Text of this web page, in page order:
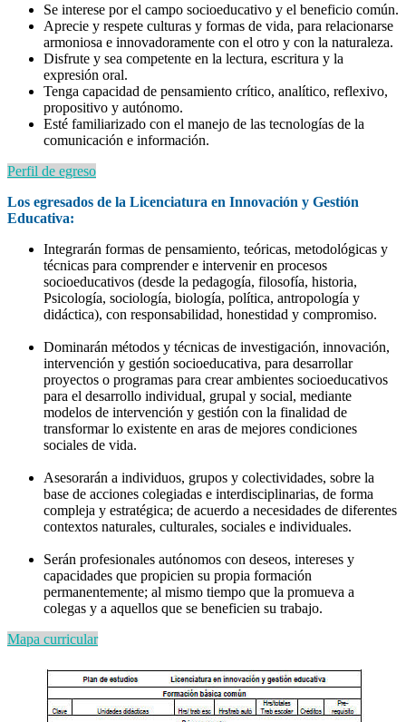
Se interese por el campo socioeducativo y el beneficio común.
Aprecie y respete culturas y formas de vida, para relacionarse
armoniosa e innovadoramente con el otro y con la naturaleza.
Disfrute y sea competente en la lectura, escritura y la
expresión oral.
Tenga capacidad de pensamiento crítico, analítico, reflexivo,
propositivo y autónomo.
Esté familiarizado con el manejo de las tecnologías de la
comunicación e información.
Perfil de egreso
Los egresados de la Licenciatura en Innovación y Gestión
Educativa:
Integrarán formas de pensamiento, teóricas, metodológicas y
técnicas para comprender e intervenir en procesos
socioeducativos (desde la pedagogía, filosofía, historia,
Psicología, sociología, biología, política, antropología y
didáctica), con responsabilidad, honestidad y compromiso.
Dominarán métodos y técnicas de investigación, innovación,
intervención y gestión socioeducativa, para desarrollar
proyectos o programas para crear ambientes socioeducativos
para el desarrollo individual, grupal y social, mediante
modelos de intervención y gestión con la finalidad de
transformar lo existente en aras de mejores condiciones
sociales de vida.
Asesorarán a individuos, grupos y colectividades, sobre la
base de acciones colegiadas e interdisciplinarias, de forma
compleja y estratégica; de acuerdo a necesidades de diferentes
contextos naturales, culturales, sociales e individuales.
Serán profesionales autónomos con deseos, intereses y
capacidades que propicien su propia formación
permanentemente; al mismo tiempo que la promueva a
colegas y a aquellos que se beneficien su trabajo.
Mapa curricular